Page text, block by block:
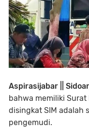
Aspirasijabar ||
bahwa memiliki
disingkat SIM adalah
pengemudi.